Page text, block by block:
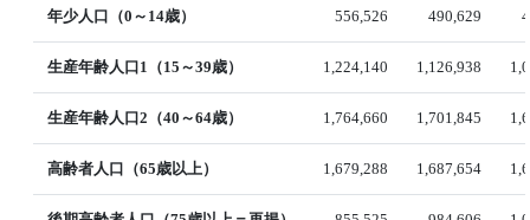
年少人口（0～14歳） 556,526 490,629
生産年齢人口1（15～39歳） 1,224,140 1,126,938
生産年齢人口2（40～64歳） 1,764,660 1,701,845
高齢者人口（65歳以上） 1,679,288 1,687,654